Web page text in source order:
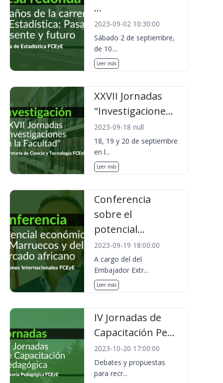
...
2023-09-02 10:30:00
Sábado 2 de septiembre,
de 10....
Leer más
XXVII Jornadas
"Investigacione...
2023-09-18 null
18, 19 y 20 de septiembre
en l...
Leer más
Conferencia
sobre el
potencial...
2023-09-19 18:00:00
A cargo del del
Embajador Extr...
Leer más
IV Jornadas de
Capacitación Pe...
2023-10-20 17:00:00
Debates y propuestas
para recr...